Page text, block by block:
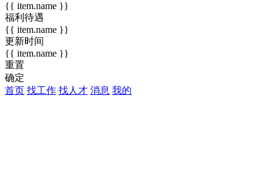
{{ item.name }}
福利待遇
{{ item.name }}
更新时间
{{ item.name }}
重置
确定
首页 找工作 找人才 消息 我的